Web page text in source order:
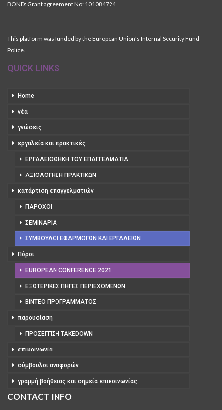
BOND: Grant agreement No: 101084724
This platform was funded by the European Union’s Internal Security Fund —
Police.
QUICK LINKS
Home
νέα
γνώσεις
εργαλεία και πρακτικές
ΕΡΓΑΛΕΙΟΘΉΚΗ ΤΟΥ ΕΠΑΓΓΕΛΜΑΤΊΑ
ΑΞΙΟΛΌΓΗΣΗ ΠΡΑΚΤΙΚΏΝ
κατάρτιση επαγγελματιών
ΠΆΡΟΧΟΙ
ΣΕΜΙΝΆΡΙΑ
ΣΎΜΒΟΥΛΟΙ ΕΦΑΡΜΟΓΏΝ ΚΑΙ ΕΡΓΑΛΕΊΩΝ
Πόροι
EUROPEAN CONFERENCE 2021
ΕΞΩΤΕΡΙΚΈΣ ΠΗΓΈΣ ΠΕΡΙΕΧΟΜΈΝΩΝ
ΒΊΝΤΕΟ ΠΡΟΓΡΆΜΜΑΤΟΣ
παρουσίαση
ΠΡΟΣΈΓΓΙΣΗ TAKEDOWN
επικοινωνία
σύμβουλοι αναφορών
γραμμή βοήθειας και σημεία επικοινωνίας
CONTACT INFO